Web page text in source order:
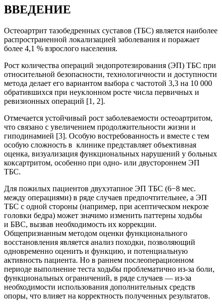
ВВЕДЕНИЕ
Остеоартрит тазобедренных суставов (ТБС) является наиболее
распространенной локализацией заболевания и поражает
более 4,1 % взрослого населения.
Рост количества операций эндопротезирования (ЭП) ТБС при
относительной безопасности, технологичности и доступности
метода делает его вариантом выбора с частотой 3,3 на 10 000
обратившихся при неуклонном росте числа первичных и
ревизионных операций [1, 2].
Отмечается устойчивый рост заболеваемости остеоартритом,
что связано с увеличением продолжительности жизни и
гиподинамией [3]. Особую востребованность и вместе с тем
особую сложность в клинике представляет объективная
оценка, визуализация функциональных нарушений у больных
коксартритом, особенно при одно- или двустороннем ЭП
ТБС.
Для пожилых пациентов двухэтапное ЭП ТБС (6−8 мес.
между операциями) в ряде случаев предпочтительнее, а ЭП
ТБС с одной стороны (например, при асептическом некрозе
головки бедра) может значимо изменить паттерны ходьбы
и БВС, вызвав необходимость их коррекции.
Общепризнанным методом оценки функционального
восстановления является анализ походки, позволяющий
одновременно оценить и функцию, и потенциальную
активность пациента. Но в раннем послеоперационном
периоде выполнение теста ходьбы проблематично из-за боли,
функциональных ограничений, в ряде случаев — из-за
необходимости использования дополнительных средств
опоры, что влияет на корректность полученных результатов.